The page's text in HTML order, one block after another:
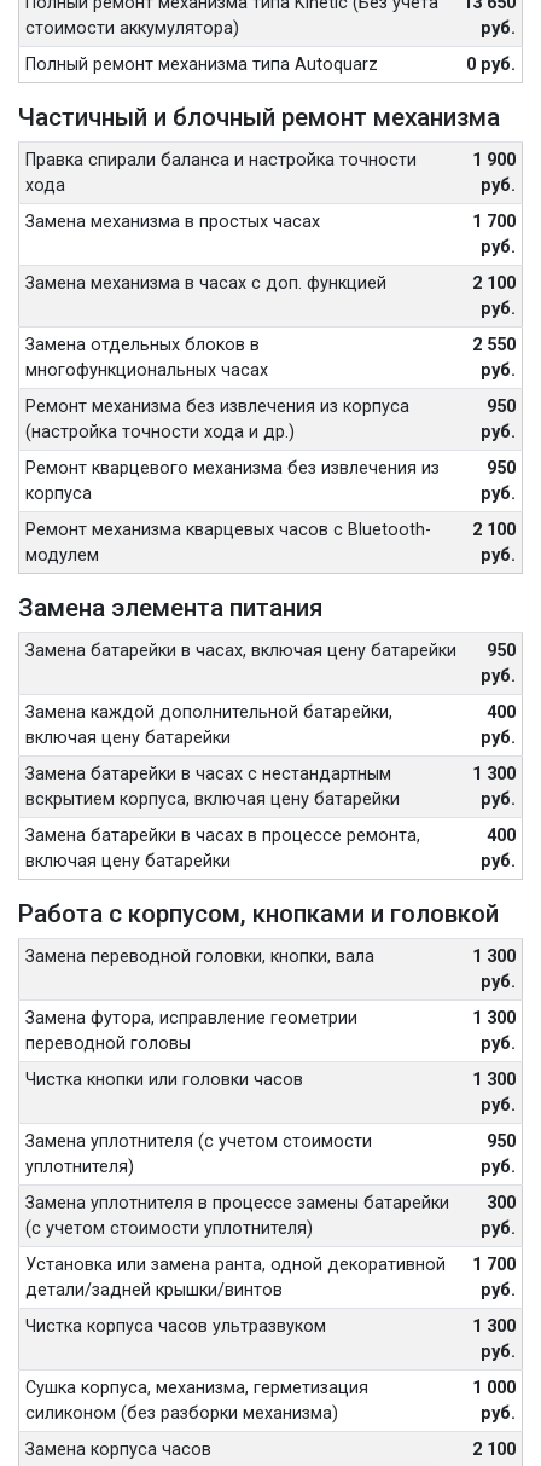
стоимости аккумулятора)
руб.
Полный ремонт механизма типа Autoquarz
0 руб.
Частичный и блочный ремонт механизма
Правка спирали баланса и настройка точности
хода
1 900
руб.
Замена механизма в простых часах
1 700
руб.
Замена механизма в часах с доп. функцией
2 100
руб.
Замена отдельных блоков в
многофункциональных часах
2 550
руб.
Ремонт механизма без извлечения из корпуса
(настройка точности хода и др.)
950
руб.
Ремонт кварцевого механизма без извлечения из
корпуса
950
руб.
Ремонт механизма кварцевых часов с Bluetooth-
модулем
2 100
руб.
Замена элемента питания
Замена батарейки в часах, включая цену батарейки
950
руб.
Замена каждой дополнительной батарейки,
включая цену батарейки
400
руб.
Замена батарейки в часах с нестандартным
вскрытием корпуса, включая цену батарейки
1 300
руб.
Замена батарейки в часах в процессе ремонта,
включая цену батарейки
400
руб.
Работа с корпусом, кнопками и головкой
Замена переводной головки, кнопки, вала
1 300
руб.
Замена футора, исправление геометрии
переводной головы
1 300
руб.
Чистка кнопки или головки часов
1 300
руб.
Замена уплотнителя (с учетом стоимости
уплотнителя)
950
руб.
Замена уплотнителя в процессе замены батарейки
(с учетом стоимости уплотнителя)
300
руб.
Установка или замена ранта, одной декоративной
детали/задней крышки/винтов
1 700
руб.
Чистка корпуса часов ультразвуком
1 300
руб.
Сушка корпуса, механизма, герметизация
силиконом (без разборки механизма)
1 000
руб.
Замена корпуса часов
2 100